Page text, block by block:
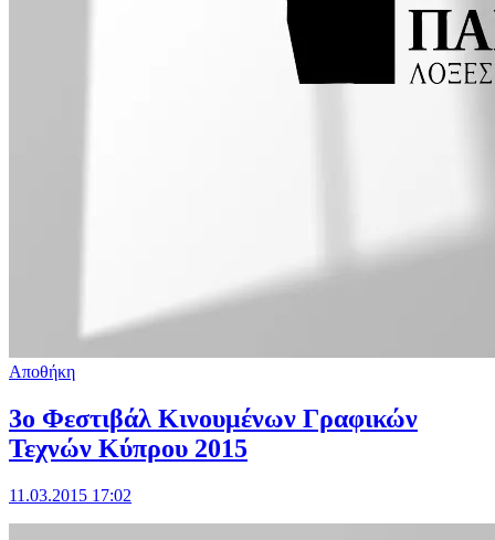
Αποθήκη
3ο Φεστιβάλ Κινουμένων Γραφικών
Τεχνών Κύπρου 2015
11.03.2015 17:02